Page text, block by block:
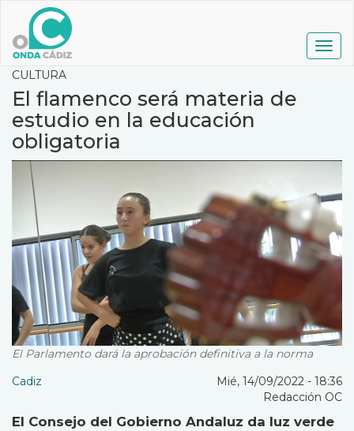
contenido
principal
CULTURA
El flamenco será materia de
estudio en la educación
obligatoria
El Parlamento dará la aprobación definitiva a la norma
Cadiz
Mié, 14/09/2022 - 18:36
Redacción OC
El Consejo del Gobierno Andaluz da luz verde